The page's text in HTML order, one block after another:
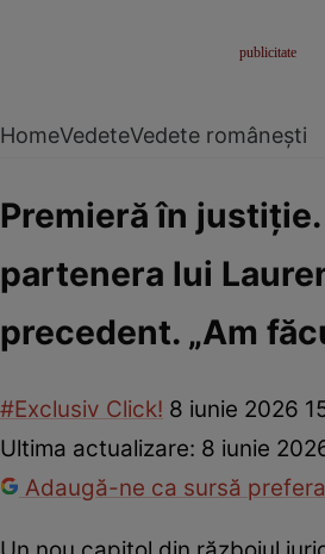
HomeVedeteVedete românești
Premieră în
partenera lui
precedent. „Am
#Exclusiv Click! 8 iunie 2026
Ultima actualizare: 8 iunie
Adaugă-ne ca sursă